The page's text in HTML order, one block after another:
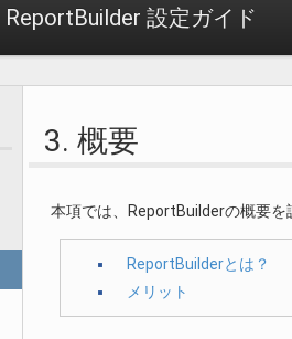
ReportBuilder 設定ガイド
3. 概要
本項では、ReportBuilderの概要を
ReportBuilderとは？
メリット